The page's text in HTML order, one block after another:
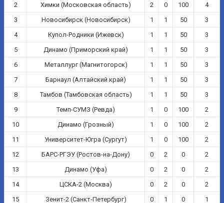
2
Химки (Московская область) 2 0 100
4
3
Новосибирск (Новосибирск) 1 1 50
3
4
Купол-Родники (Ижевск) 1 1 50
3
5
Динамо (Приморский край) 1 1 50
3
6
Металлург (Магнитогорск) 1 1 50
3
7
Барнаул (Алтайский край) 1 1 50
3
8
Тамбов (Тамбовская область) 1 1 50
3
9
Темп-СУМЗ (Ревда) 1 0 100
2
10
Динамо (Грозный) 1 0 100
2
11
Университет-Югра (Сургут) 1 0 100
2
12
БАРС-РГЭУ (Ростов-на-Дону) 0 2 0
2
13
Динамо (Уфа) 0 2 0
2
14
ЦСКА-2 (Москва) 0 2 0
2
15
Зенит-2 (Санкт-Петербург) 0 1 0 1